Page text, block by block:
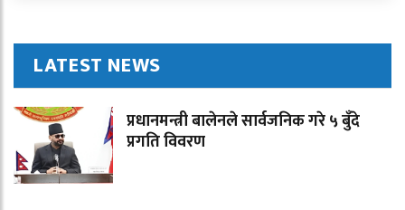
LATEST NEWS
प्रधानमन्त्री बालेनले सार्वजनिक गरे ५ बुँदे
प्रगति विवरण